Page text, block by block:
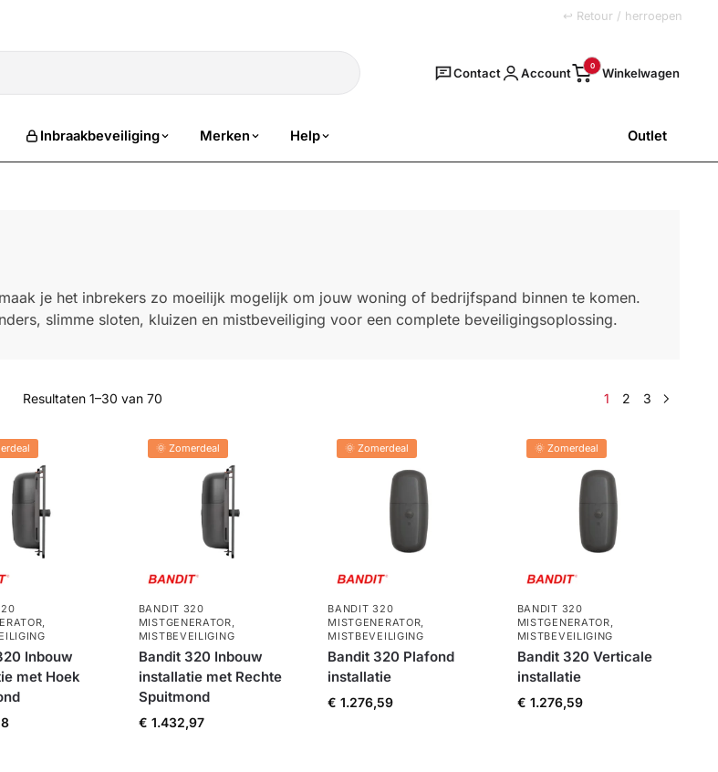
↩ Retour / herroepen
Zoeken
Contact Account 0
Inbraakbeveiliging Merken Help Outlet
je het inbrekers zo moeilijk mogelijk om jouw woning of bedrijfspand binnen te komen.
slimme sloten, kluizen en mistbeveiliging voor een complete beveiligingsoplossing.
Resultaten 1–30 van 70 1 2 3
,
Inbouw
met Hoek
🌞 Zomerdeal
BANDIT 320
MISTGENERATOR,
MISTBEVEILIGING
Bandit 320 Inbouw
installatie met Rechte
Spuitmond
€ 1.432,97
🌞 Zomerdeal
BANDIT 320
MISTGENERATOR,
MISTBEVEILIGING
Bandit 320 Plafond
installatie
€ 1.276,59
🌞 Zomerdeal
BANDIT 320
MISTGENERATOR,
MISTBEVEILIGING
Bandit 320 Verticale
installatie
€ 1.276,59